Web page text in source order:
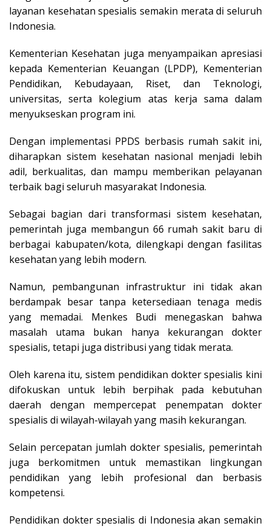
layanan kesehatan spesialis semakin merata di seluruh
Indonesia.
Kementerian Kesehatan juga menyampaikan apresiasi
kepada Kementerian Keuangan (LPDP), Kementerian
Pendidikan, Kebudayaan, Riset, dan Teknologi,
universitas, serta kolegium atas kerja sama dalam
menyukseskan program ini.
Dengan implementasi PPDS berbasis rumah sakit ini,
diharapkan sistem kesehatan nasional menjadi lebih
adil, berkualitas, dan mampu memberikan pelayanan
terbaik bagi seluruh masyarakat Indonesia.
Sebagai bagian dari transformasi sistem kesehatan,
pemerintah juga membangun 66 rumah sakit baru di
berbagai kabupaten/kota, dilengkapi dengan fasilitas
kesehatan yang lebih modern.
Namun, pembangunan infrastruktur ini tidak akan
berdampak besar tanpa ketersediaan tenaga medis
yang memadai. Menkes Budi menegaskan bahwa
masalah utama bukan hanya kekurangan dokter
spesialis, tetapi juga distribusi yang tidak merata.
Oleh karena itu, sistem pendidikan dokter spesialis kini
difokuskan untuk lebih berpihak pada kebutuhan
daerah dengan mempercepat penempatan dokter
spesialis di wilayah-wilayah yang masih kekurangan.
Selain percepatan jumlah dokter spesialis, pemerintah
juga berkomitmen untuk memastikan lingkungan
pendidikan yang lebih profesional dan berbasis
kompetensi.
Pendidikan dokter spesialis di Indonesia akan semakin